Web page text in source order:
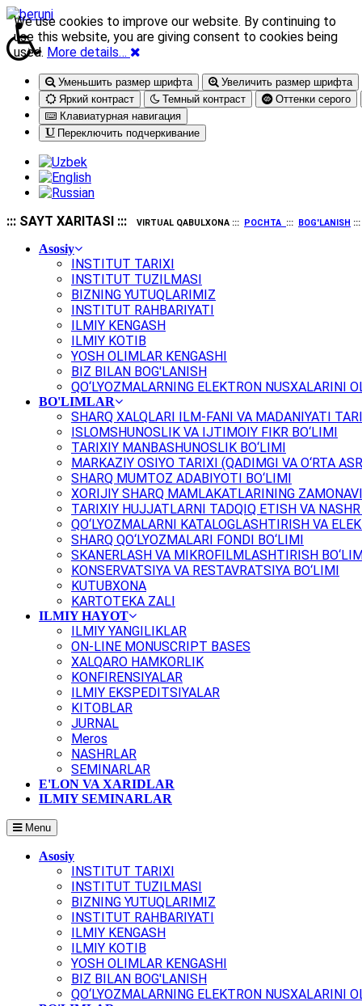
Уменьшить размер шрифта
Увеличить размер шрифта
Яркий контраст
Темный контраст
Оттенки серого
Клавиатурная навигация
Переключить подчеркивание
::: SAYT XARITASI ::: VIRTUAL QABULXONA ::: POCHTA ::: BOG'LANISH
Asosiy
INSTITUT TARIXI
INSTITUT TUZILMASI
BIZNING YUTUQLARIMIZ
INSTITUT RAHBARIYATI
ILMIY KENGASH
ILMIY KOTIB
YOSH OLIMLAR KENGASHI
BIZ BILAN BOG'LANISH
QO‘LYOZMALARNING ELEKTRON NUSXALARINI
BO'LIMLAR
SHARQ XALQLARI ILM-FANI VA MADANIYATI
ISLOMSHUNOSLIK VA IJTIMOIY FIKR BO‘LIMI
TARIXIY MANBASHUNOSLIK BO‘LIMI
MARKAZIY OSIYO TARIXI (QADIMGI VA O‘RTA
SHARQ MUMTOZ ADABIYOTI BO‘LIMI
XORIJIY SHARQ MAMLAKATLARINING
TARIXIY HUJJATLARNI TADQIQ ETISH VA
QO‘LYOZMALARNI KATALOGLASHTIRISH VA
SHARQ QO‘LYOZMALARI FONDI BO‘LIMI
SKANERLASH VA MIKROFILMLASHTIRISH
KONSERVATSIYA VA RESTAVRATSIYA BO‘LIMI
KUTUBXONA
KARTOTEKA ZALI
ILMIY HAYOT
ILMIY YANGILIKLAR
ON-LINE MONUSCRIPT BASES
XALQARO HAMKORLIK
KONFIRENSIYALAR
ILMIY EKSPEDITSIYALAR
KITOBLAR
JURNAL
Meros
NASHRLAR
SEMINARLAR
E'LON VA XARIDLAR
ILMIY SEMINARLAR
Menu
Asosiy
INSTITUT TARIXI
INSTITUT TUZILMASI
BIZNING YUTUQLARIMIZ
INSTITUT RAHBARIYATI
ILMIY KENGASH
ILMIY KOTIB
YOSH OLIMLAR KENGASHI
BIZ BILAN BOG'LANISH
QO‘LYOZMALARNING ELEKTRON NUSXALARINI
We use cookies to improve our website. By continuing to
use this website, you are giving consent to cookies being
used. More details…